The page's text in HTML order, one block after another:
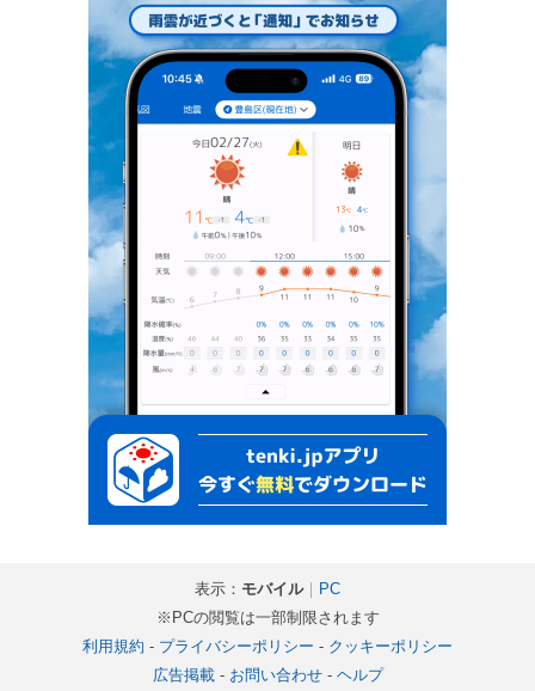
表示： モバイル｜ PC
※PCの閲覧は一部制限されます
利用規約 - プライバシーポリシー - クッキーポリシー
広告掲載- お問い合わせ- ヘルプ